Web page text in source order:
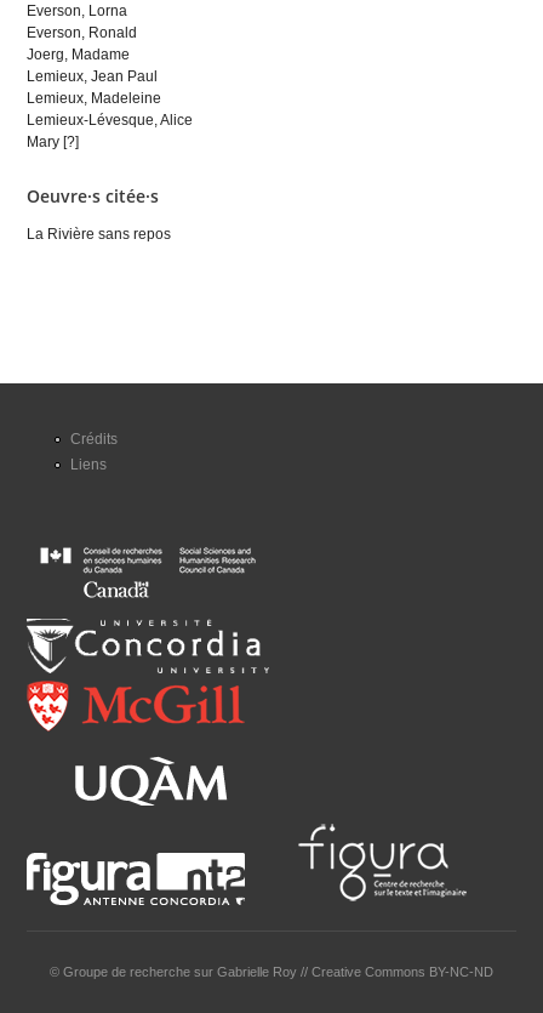
Everson, Lorna
Everson, Ronald
Joerg, Madame
Lemieux, Jean Paul
Lemieux, Madeleine
Lemieux-Lévesque, Alice
Mary [?]
Oeuvre·s citée·s
La Rivière sans repos
Crédits
Liens
© Groupe de recherche sur Gabrielle Roy // Creative Commons BY-NC-ND